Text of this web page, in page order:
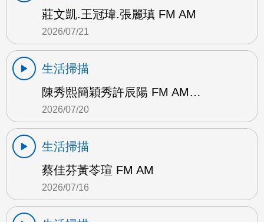
莊文凱.王冠瑋.張麗瑱 FM AM
2026/07/21
生活掃描
陳秀熙簡穎秀許辰陽 FM AM…
2026/07/20
生活掃描
蔡佳芬黃苓瑄 FM AM
2026/07/16